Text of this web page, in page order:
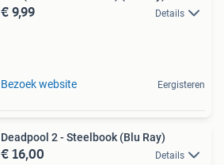
€ 9,99 Details
Bezoek website Eergisteren
Deadpool 2 - Steelbook (Blu Ray)
€ 16,00 Details